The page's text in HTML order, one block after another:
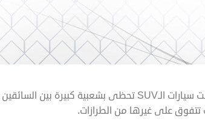
تشهد المملكة العربية السعودية اهتمامًا متزايدًا في اختيار السيارات، ولفترة طويلة كانت سيارات الـSUV تحظى بشعبية كبيرة بين السائقين
تتفوق على غيرها من الطرازات.